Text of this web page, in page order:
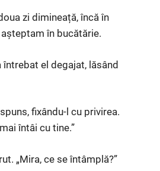
zi dimineață, încă în
în bucătărie.
întrebat el degajat, lăsând
fixându-l cu privirea.
întâi cu tine.”
„Mira, ce se întâmplă?”